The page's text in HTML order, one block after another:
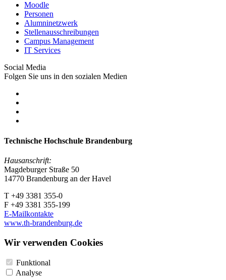
Moodle
Personen
Alumninetzwerk
Stellenausschreibungen
Campus Management
IT Services
Social Media
Folgen Sie uns in den sozialen Medien
Technische Hochschule Brandenburg
Hausanschrift:
Magdeburger Straße 50
14770 Brandenburg an der Havel
T +49 3381 355-0
F +49 3381 355-199
E-Mailkontakte
www.th-brandenburg.de
Wir verwenden Cookies
Funktional
Analyse